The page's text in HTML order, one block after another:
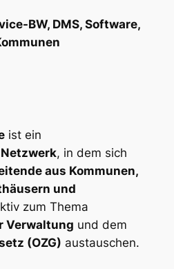
BW, DMS, Software,
ist ein
, in dem sich
aus Kommunen,
und
zum Thema
Verwaltung und dem
(OZG) austauschen.